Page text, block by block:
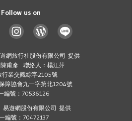
Follow us on
網旅行社股份有限公司 提供
甫彥 聯絡人：楊江萍
行業交觀綜字2105號
障協會九一字第北1204號
編號：70536126
易遊網股份有限公司 提供
編號：70472137